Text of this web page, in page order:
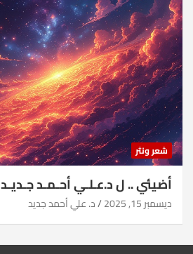
شعر ونثر
أضيئي .. ل د.عـلـي أحـمـد جـديـد
ديسمبر 15, 2025 د. علي أحمد جديد